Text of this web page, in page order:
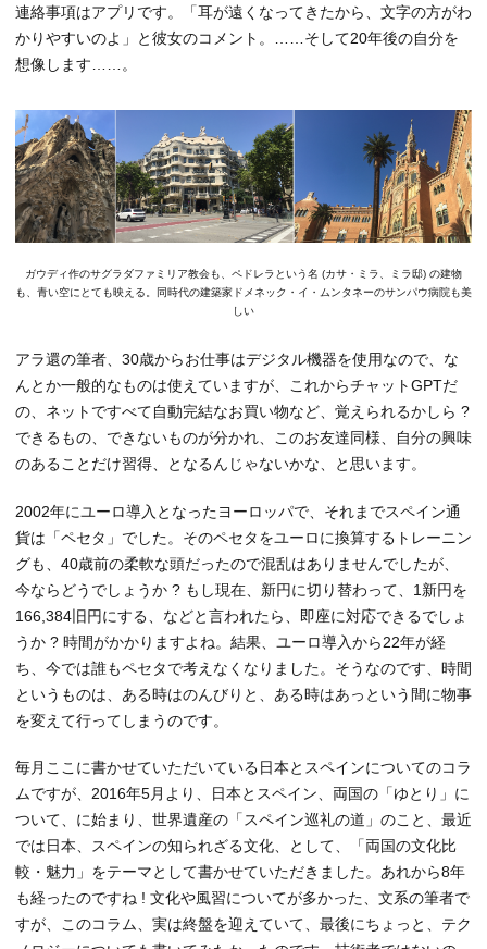
連絡事項はアプリです。「耳が遠くなってきたから、文字の方がわ
かりやすいのよ」と彼女のコメント。……そして20年後の自分を
想像します……。
ガウディ作のサグラダファミリア教会も、ペドレラという名 (カサ・ミラ、ミラ邸) の建物
も、青い空にとても映える。同時代の建築家ドメネック・イ・ムンタネーのサンパウ病院も美
しい
アラ還の筆者、30歳からお仕事はデジタル機器を使用なので、な
んとか一般的なものは使えていますが、これからチャットGPTだ
の、ネットですべて自動完結なお買い物など、覚えられるかしら ?
できるもの、できないものが分かれ、このお友達同様、自分の興味
のあることだけ習得、となるんじゃないかな、と思います。
2002年にユーロ導入となったヨーロッパで、それまでスペイン通
貨は「ペセタ」でした。そのペセタをユーロに換算するトレーニン
グも、40歳前の柔軟な頭だったので混乱はありませんでしたが、
今ならどうでしょうか ? もし現在、新円に切り替わって、1新円を
166,384旧円にする、などと言われたら、即座に対応できるでしょ
うか ? 時間がかかりますよね。結果、ユーロ導入から22年が経
ち、今では誰もペセタで考えなくなりました。そうなのです、時間
というものは、ある時はのんびりと、ある時はあっという間に物事
を変えて行ってしまうのです。
毎月ここに書かせていただいている日本とスペインについてのコラ
ムですが、2016年5月より、日本とスペイン、両国の「ゆとり」に
ついて、に始まり、世界遺産の「スペイン巡礼の道」のこと、最近
では日本、スペインの知られざる文化、として、「両国の文化比
較・魅力」をテーマとして書かせていただきました。あれから8年
も経ったのですね ! 文化や風習についてが多かった、文系の筆者で
すが、このコラム、実は終盤を迎えていて、最後にちょっと、テク